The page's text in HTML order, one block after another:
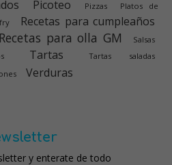
Picoteo Pizzas
Platos de
Recetas para cumpleaños
Recetas para olla GM
Salsas
Tartas Tartas saladas
Verduras
y enterate de todo